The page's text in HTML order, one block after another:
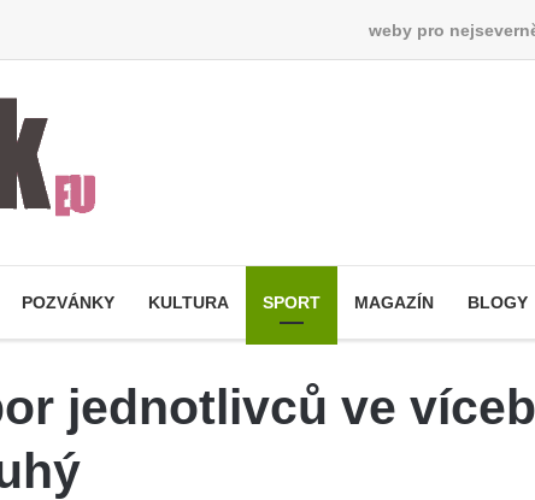
weby pro
POZVÁNKY KULTURA SPORT MAGAZÍN BLOGY
jednotlivců ve